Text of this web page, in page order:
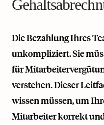
Die Bezahlung Ihres
unkompliziert. Sie
für
verstehen. Dieser
wissen müssen, um
Mitarbeiter korrekt